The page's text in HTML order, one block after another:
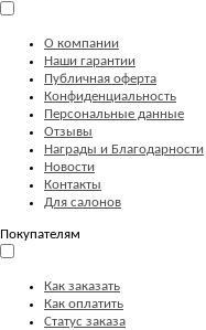
О компании
Наши гарантии
Публичная оферта
Конфиденциальность
Персональные данные
Отзывы
Награды и Благодарности
Новости
Контакты
Для салонов
Покупателям
Как заказать
Как оплатить
Статус заказа